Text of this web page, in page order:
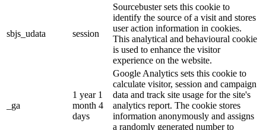
sbjs_udata session
Sourcebuster sets this cookie to
identify the source of a visit and stores
user action information in cookies.
This analytical and behavioural cookie
is used to enhance the visitor
experience on the website.
_ga
1 year 1
month 4
days
Google Analytics sets this cookie to
calculate visitor, session and campaign
data and track site usage for the site's
analytics report. The cookie stores
information anonymously and assigns
a randomly generated number to